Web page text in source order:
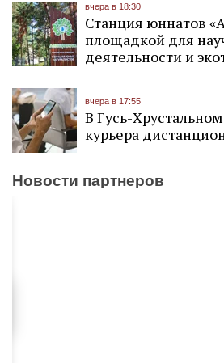
вчера в 18:30
Станция юннатов
площадкой для
деятельности и
вчера в 17:55
В Гусь-
курьера
Новости партнеров